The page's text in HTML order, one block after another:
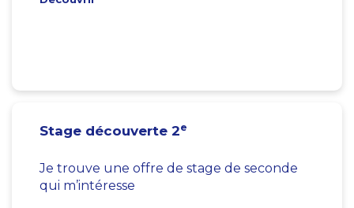
Stage découverte 2e
Je trouve une offre de stage de seconde
qui m’intéresse